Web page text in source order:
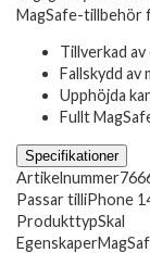
MagSafe-tillbehör
Tillverkad
Fallskydd av
Upphöjda
Fullt
Specifikationer
Artikelnummer
Passar tilliPhone
ProdukttypSkal
Egenskaper